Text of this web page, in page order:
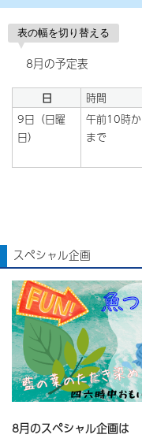
表の幅を切り替える
8月の予定表
日 時間
9日（日曜
日）
午前10時
まで
スペシャル企画
8月のスペシャル企画は